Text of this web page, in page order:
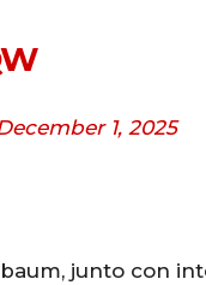
1, 2025
junto con